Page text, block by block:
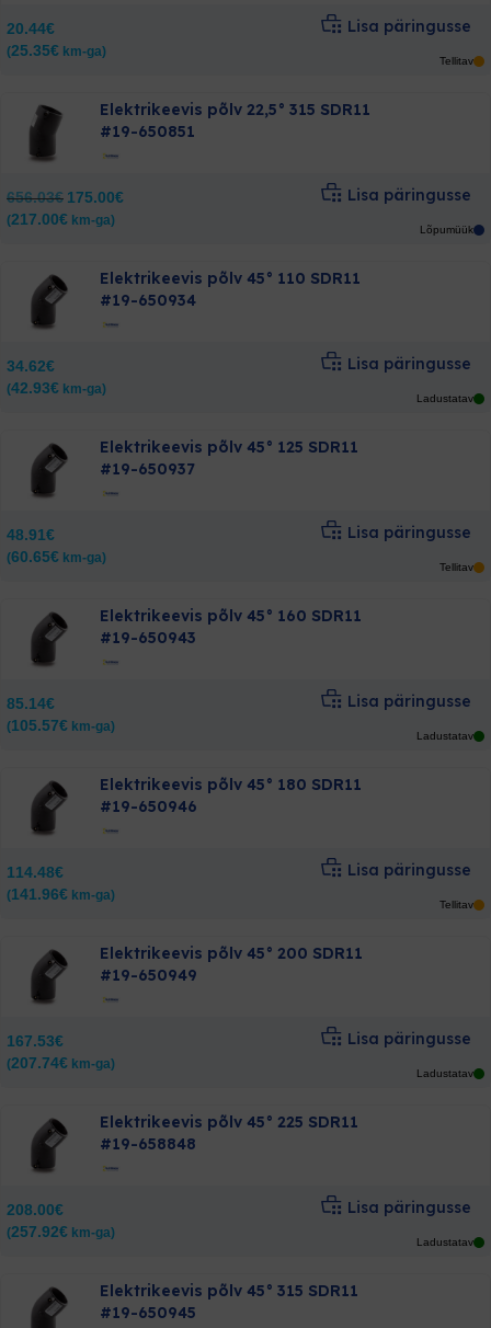
20.44€
(25.35€ km-ga)
Lisa päringusse
Tellitav
Elektrikeevis põlv 22,5° 315 SDR11
#19-650851
656.03€ Algne
hind
175.00€
(217.00€ km-ga)
Lisa päringusse
Lõpumüük
Elektrikeevis põlv 45° 110 SDR11
#19-650934
34.62€
(42.93€ km-ga)
Lisa päringusse
Ladustatav
Elektrikeevis põlv 45° 125 SDR11
#19-650937
48.91€
(60.65€ km-ga)
Lisa päringusse
Tellitav
Elektrikeevis põlv 45° 160 SDR11
#19-650943
85.14€
(105.57€ km-ga)
Lisa päringusse
Ladustatav
Elektrikeevis põlv 45° 180 SDR11
#19-650946
114.48€
(141.96€ km-ga)
Lisa päringusse
Tellitav
Elektrikeevis põlv 45° 200 SDR11
#19-650949
167.53€
(207.74€ km-ga)
Lisa päringusse
Ladustatav
Elektrikeevis põlv 45° 225 SDR11
#19-658848
208.00€
(257.92€ km-ga)
Lisa päringusse
Ladustatav
Elektrikeevis põlv 45° 315 SDR11
#19-650945